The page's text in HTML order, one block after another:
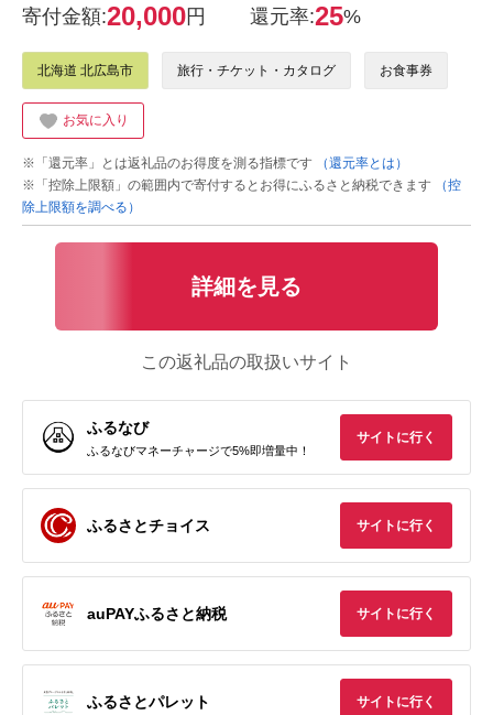
寄付金額:20,000円 還元率:25%
北海道 北広島市 旅行・チケット・カタログ お食事券
お気に入り
※「還元率」とは返礼品のお得度を測る指標です
（還元率とは）
※「控除上限額」の範囲内で寄付するとお得にふるさと納税できます
（控
除上限額を調べる）
詳細を見る
この返礼品の取扱いサイト
ふるなび
ふるなびマネーチャージで5%即増量中！
サイトに行く
ふるさとチョイス サイトに行く
auPAYふるさと納税 サイトに行く
ふるさとパレット サイトに行く